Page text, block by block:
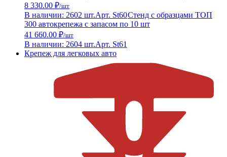
8 330.00 ₽/шт
В наличии: 2602 шт.Арт. St60Стенд с образцами ТОП
300 автокрепежа с запасом по 10 шт
41 660.00 ₽/шт
В наличии: 2604 шт.Арт. St61
Крепеж для легковых авто